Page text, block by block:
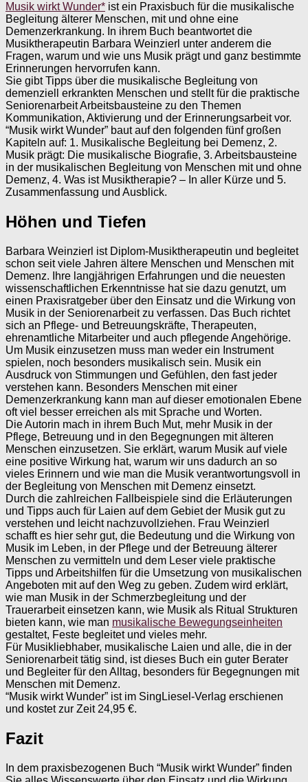
Musik wirkt Wunder* ist ein Praxisbuch für die musikalische
Begleitung älterer Menschen, mit und ohne eine
Demenzerkrankung. In ihrem Buch beantwortet die
Musiktherapeutin Barbara Weinzierl unter anderem die
Fragen, warum und wie uns Musik prägt und ganz bestimmte
Erinnerungen hervorrufen kann.
Sie gibt Tipps über die musikalische Begleitung von
demenziell erkrankten Menschen und stellt für die praktische
Seniorenarbeit Arbeitsbausteine zu den Themen
Kommunikation, Aktivierung und der Erinnerungsarbeit vor.
“Musik wirkt Wunder” baut auf den folgenden fünf großen
Kapiteln auf: 1. Musikalische Begleitung bei Demenz, 2.
Musik prägt: Die musikalische Biografie, 3. Arbeitsbausteine
in der musikalischen Begleitung von Menschen mit und ohne
Demenz, 4. Was ist Musiktherapie? – In aller Kürze und 5.
Zusammenfassung und Ausblick.
Höhen und Tiefen
Barbara Weinzierl ist Diplom-Musiktherapeutin und begleitet
schon seit viele Jahren ältere Menschen und Menschen mit
Demenz. Ihre langjährigen Erfahrungen und die neuesten
wissenschaftlichen Erkenntnisse hat sie dazu genutzt, um
einen Praxisratgeber über den Einsatz und die Wirkung von
Musik in der Seniorenarbeit zu verfassen. Das Buch richtet
sich an Pflege- und Betreuungskräfte, Therapeuten,
ehrenamtliche Mitarbeiter und auch pflegende Angehörige.
Um Musik einzusetzen muss man weder ein Instrument
spielen, noch besonders musikalisch sein. Musik ein
Ausdruck von Stimmungen und Gefühlen, den fast jeder
verstehen kann. Besonders Menschen mit einer
Demenzerkrankung kann man auf dieser emotionalen Ebene
oft viel besser erreichen als mit Sprache und Worten.
Die Autorin mach in ihrem Buch Mut, mehr Musik in der
Pflege, Betreuung und in den Begegnungen mit älteren
Menschen einzusetzen. Sie erklärt, warum Musik auf viele
eine positive Wirkung hat, warum wir uns dadurch an so
vieles Erinnern und wie man die Musik verantwortungsvoll in
der Begleitung von Menschen mit Demenz einsetzt.
Durch die zahlreichen Fallbeispiele sind die Erläuterungen
und Tipps auch für Laien auf dem Gebiet der Musik gut zu
verstehen und leicht nachzuvollziehen. Frau Weinzierl
schafft es hier sehr gut, die Bedeutung und die Wirkung von
Musik im Leben, in der Pflege und der Betreuung älterer
Menschen zu vermitteln und dem Leser viele praktische
Tipps und Arbeitshilfen für die Umsetzung von musikalischen
Angeboten mit auf den Weg zu geben. Zudem wird erklärt,
wie man Musik in der Schmerzbegleitung und der
Trauerarbeit einsetzen kann, wie Musik als Ritual Strukturen
bieten kann, wie man musikalische Bewegungseinheiten
gestaltet, Feste begleitet und vieles mehr.
Für Musikliebhaber, musikalische Laien und alle, die in der
Seniorenarbeit tätig sind, ist dieses Buch ein guter Berater
und Begleiter für den Alltag, besonders für Begegnungen mit
Menschen mit Demenz.
“Musik wirkt Wunder” ist im SingLiesel-Verlag erschienen
und kostet zur Zeit 24,95 €.
Fazit
In dem praxisbezogenen Buch “Musik wirkt Wunder” finden